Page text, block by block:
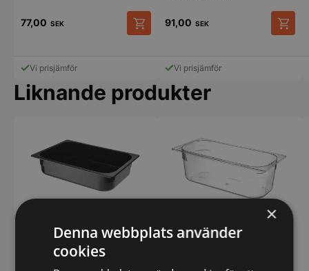
77,00 SEK
Vi prisjämför
91,00 SEK
Vi prisjämför
Liknande produkter
Glasskantin 5 liter
transparent
×
Denna webbplats använder
cookies